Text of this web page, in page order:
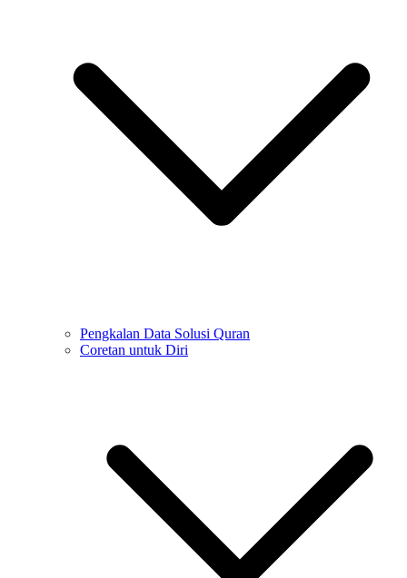
Pengkalan Data Solusi Quran
Coretan untuk Diri